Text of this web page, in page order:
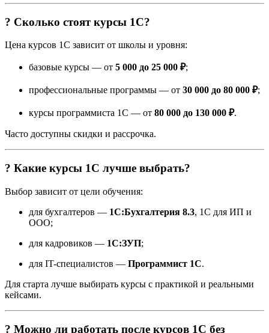
? Сколько стоят курсы 1С?
Цена курсов 1С зависит от школы и уровня:
базовые курсы — от 5 000 до 25 000 ₽;
профессиональные программы — от 30 000 до 80 000 ₽;
курсы программиста 1С — от 80 000 до 130 000 ₽.
Часто доступны скидки и рассрочка.
? Какие курсы 1С лучше выбрать?
Выбор зависит от цели обучения:
для бухгалтеров — 1С:Бухгалтерия 8.3, 1С для ИП и
ООО;
для кадровиков — 1С:ЗУП;
для IT-специалистов — Программист 1С.
Для старта лучше выбирать курсы с практикой и реальными
кейсами.
? Можно ли работать после курсов 1С без